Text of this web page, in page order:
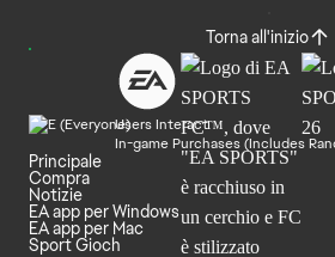
Torna all'inizio
Users Interact
In-game Purchases (Includes
Principale
Compra
Notizie
EA app per Windows
EA app per Mac
Sport Gioch